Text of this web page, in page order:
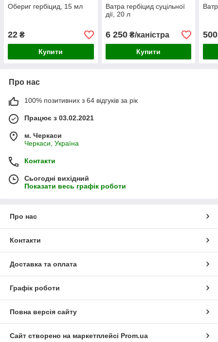
Обериг гербіцид, 15 мл
22 ₴
Купити
Ватра гербіцид суцільної
дії, 20 л
6 250₴/каністра
Купити
500
Про нас
100% позитивних з 64 відгуків за рік
Працює з 03.02.2021
м. Черкаси
Черкаси, Україна
Контакти
Сьогодні вихідний
Показати весь графік роботи
Про нас
Контакти
Доставка та оплата
Графік роботи
Повна версія сайту
Сайт створено на маркетплейсі Prom.ua